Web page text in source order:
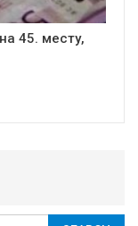
45. месту,